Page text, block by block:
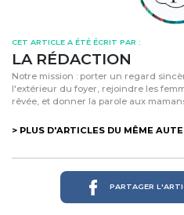
CET ARTICLE A ÉTÉ ÉCRIT PAR :
LA RÉDACTION
Notre mission : porter un regard
l'extérieur du foyer, rejoindre les
rêvée, et donner la parole aux
> PLUS D'ARTICLES DU MÊME
PARTAGER